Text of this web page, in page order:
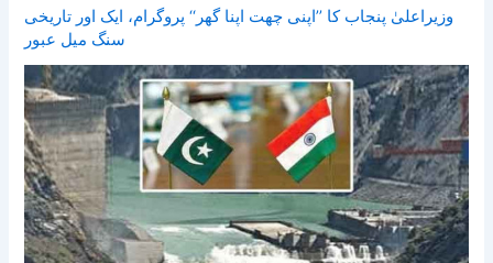
وزیراعلیٰ پنجاب کا ’’اپنی چھت اپنا گھر‘‘ پروگرام، ایک اور تاریخی
سنگ میل عبور